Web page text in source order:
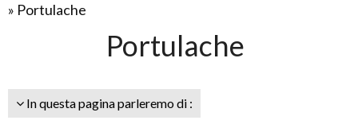
» Portulache
Portulache
In questa pagina parleremo di :